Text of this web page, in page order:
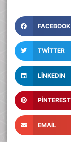
FACEBOOK
TWITTER
LINKEDIN
PINTEREST
EMAIL